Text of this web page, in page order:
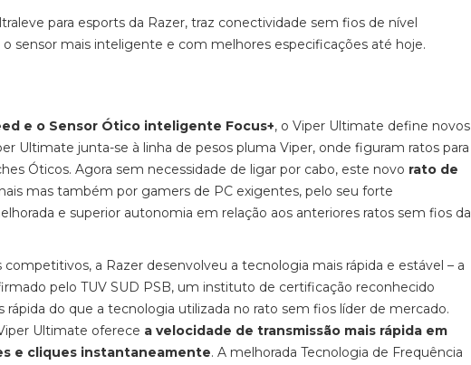
para esports da Razer, traz conectividade sem fios de nível
o sensor mais inteligente e com melhores especificações até hoje.
e o Sensor Ótico inteligente Focus+, o Viper Ultimate define novos
Ultimate junta-se à linha de pesos pluma Viper, onde figuram ratos para
Óticos. Agora sem necessidade de ligar por cabo, este novo rato de
mas também por gamers de PC exigentes, pelo seu forte
e superior autonomia em relação aos anteriores ratos sem fios da
a Razer desenvolveu a tecnologia mais rápida e estável – a
pelo TUV SUD PSB, um instituto de certificação reconhecido
do que a tecnologia utilizada no rato sem fios líder de mercado.
Ultimate oferece a velocidade de transmissão mais rápida em
e cliques instantaneamente. A melhorada Tecnologia de Frequência